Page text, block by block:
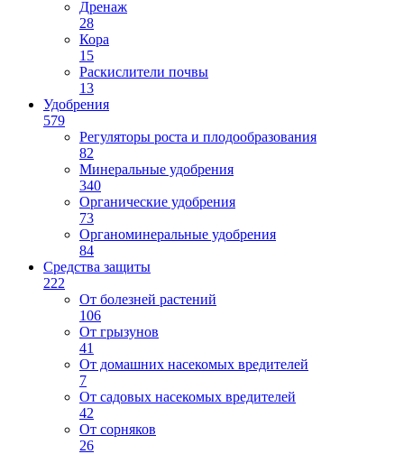
Дренаж
28
Кора
15
Раскислители почвы
13
Удобрения
579
Регуляторы роста и плодообразования
82
Минеральные удобрения
340
Органические удобрения
73
Органоминеральные удобрения
84
Средства защиты
222
От болезней растений
106
От грызунов
41
От домашних насекомых вредителей
7
От садовых насекомых вредителей
42
От сорняков
26